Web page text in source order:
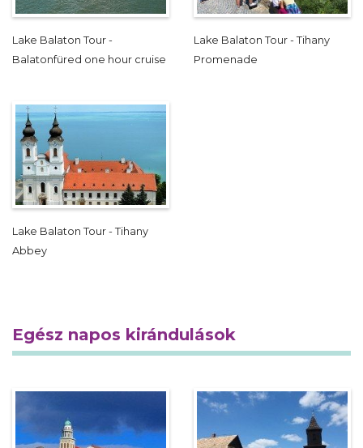
Lake Balaton Tour -
Balatonfüred one hour cruise
Lake Balaton Tour - Tihany
Promenade
Lake Balaton Tour - Tihany
Abbey
Egész napos kirándulások